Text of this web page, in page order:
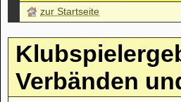
zur Startseite
Verbänden